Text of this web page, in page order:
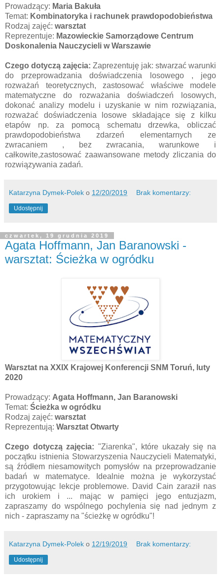
Prowadzący: Maria Bakuła
Temat: Kombinatoryka i rachunek prawdopodobieństwa
Rodzaj zajęć: warsztat
Reprezentuje: Mazowieckie Samorządowe Centrum
Doskonalenia Nauczycieli w Warszawie
Czego dotyczą zajęcia: Zaprezentuję jak: stwarzać warunki
do przeprowadzania doświadczenia losowego , jego
rozważań teoretycznych, zastosować właściwe modele
matematyczne do rozważania doświadczeń losowych,
dokonać analizy modelu i uzyskanie w nim rozwiązania,
rozważać doświadczenia losowe składające się z kilku
etapów np. za pomocą schematu drzewka, obliczać
prawdopodobieństwa zdarzeń elementarnych ze
zwracaniem , bez zwracania, warunkowe i
całkowite,zastosować zaawansowane metody zliczania do
rozwiązywania zadań.
Katarzyna Dymek-Polek o 12/20/2019 Brak komentarzy:
Udostępnij
czwartek, 19 grudnia 2019
Agata Hoffmann, Jan Baranowski -
warsztat: Ścieżka w ogródku
Warsztat na XXIX Krajowej Konferencji SNM Toruń, luty
2020
Prowadzący: Agata Hoffmann, Jan Baranowski
Temat: Ścieżka w ogródku
Rodzaj zajęć: warsztat
Reprezentują: Warsztat Otwarty
Czego dotyczą zajęcia:"Ziarenka", które ukazały się na
początku istnienia Stowarzyszenia Nauczycieli Matematyki,
są źródłem niesamowitych pomysłów na przeprowadzanie
badań w matematyce. Idealnie można je wykorzystać
przygotowując lekcje problemowe. David Cain zaraził nas
ich urokiem i ... mając w pamięci jego entuzjazm,
zapraszamy do wspólnego pochylenia się nad jednym z
nich - zapraszamy na "ścieżkę w ogródku"!
Katarzyna Dymek-Polek o 12/19/2019 Brak komentarzy:
Udostępnij